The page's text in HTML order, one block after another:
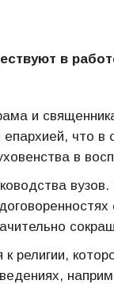
в
и
что
в
вузов.
религии,